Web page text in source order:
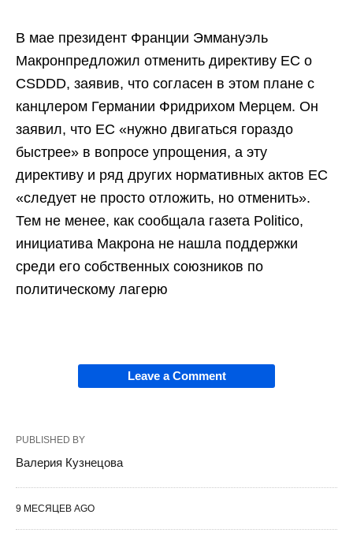
В мае президент Франции Эммануэль
Макронпредложил отменить директиву ЕС о
CSDDD, заявив, что согласен в этом плане с
канцлером Германии Фридрихом Мерцем. Он
заявил, что ЕС «нужно двигаться гораздо
быстрее» в вопросе упрощения, а эту
директиву и ряд других нормативных актов ЕС
«следует не просто отложить, но отменить».
Тем не менее, как сообщала газета Politico,
инициатива Макрона не нашла поддержки
среди его собственных союзников по
политическому лагерю
Leave a Comment
PUBLISHED BY
Валерия Кузнецова
9 МЕСЯЦЕВ AGO